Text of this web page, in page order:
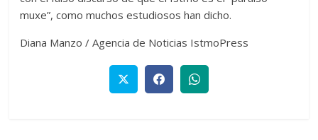
muxe”, como muchos estudiosos han dicho.
Diana Manzo / Agencia de Noticias IstmoPress